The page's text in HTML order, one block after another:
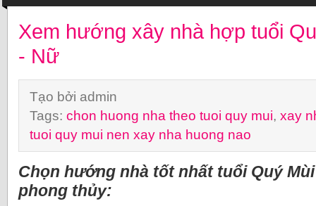
Xem hướng xây nhà hợp tuổi
- Nữ
Tạo bởi admin
Tags: chon huong nha theo tuoi quy mui, xay
tuoi quy mui nen xay nha huong nao
Chọn hướng nhà tốt nhất tuổi Quý
phong thủy: